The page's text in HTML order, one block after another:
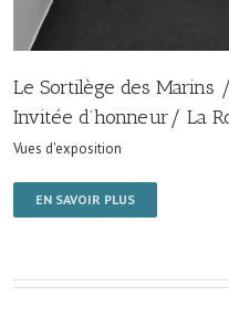
Le Sortilège des
Invitée d’honneur/ La
Vues d'exposition
EN SAVOIR PLUS